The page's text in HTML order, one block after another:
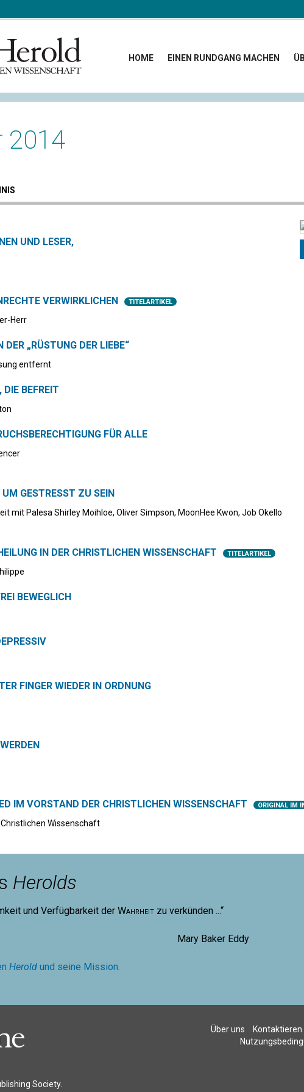
HOME EINEN RUNDGANG MACHEN
2014
UND LESER,
VERWIRKLICHEN TITELARTIKEL
Herr
„RÜSTUNG DER LIEBE“
entfernt
DIE BEFREIT
FÜR ALLE
UM GESTRESST ZU SEIN
mit Palesa Shirley Moihloe, Oliver Simpson, MoonHee Kwon, Job Okello
IN DER CHRISTLICHEN WISSENSCHAFT TITELARTIKEL
BEWEGLICH
FINGER WIEDER IN ORDNUNG
IM VORSTAND DER CHRISTLICHEN WISSENSCHAFT ORIGINAL IM
Wissenschaft
Herolds
und Verfügbarkeit der Wahrheit zu verkünden ...“
Eddy
Herold und seine Mission.
Über uns Kontaktieren
Society.